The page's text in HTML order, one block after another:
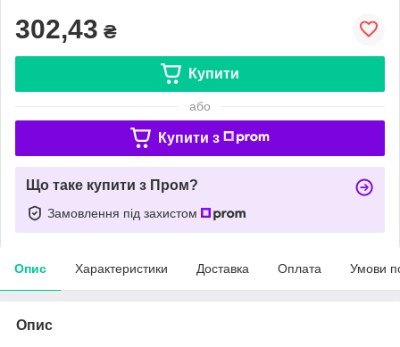
302,43 ₴
Купити
або
Купити з
Що таке купити з Пром?
Замовлення під захистом
Опис Характеристики Доставка Оплата Умови
Опис